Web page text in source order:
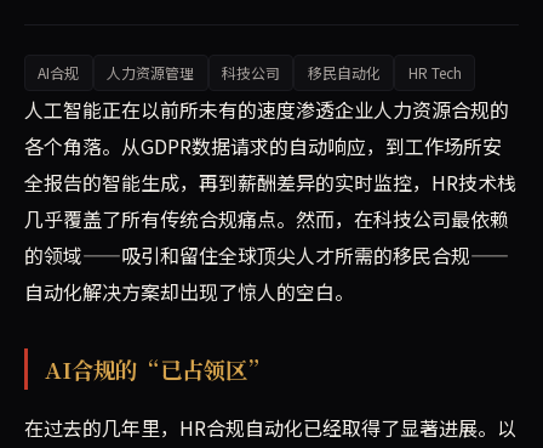
AI合规 人力资源管理 科技公司 移民自动化 HR Tech
人工智能正在重塑企业合规管理：实时背景调查、自动薪
人工智能正在以前所未有的速度渗透企业人力资源合规的
各个角落。从GDPR数据请求的自动响应，到工作场所安
全报告的智能生成，再到薪酬差异的实时监控，HR技术栈
几乎覆盖了所有传统合规痛点。然而，在科技公司最依赖
的领域——吸引和留住全球顶尖人才所需的移民合规——
自动化解决方案却出现了惊人的空白。
AI合规的“已占领区”
在过去的几年里，HR合规自动化已经取得了显著进展。以